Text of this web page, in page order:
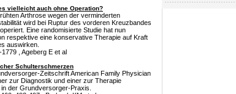
vielleicht auch ohne Operation?
Arthrose wegen der verminderten
wird bei Ruptur des vorderen Kreuzbandes
Eine randomisierte Studie hat nun
respektive eine konservative Therapie auf Kraft
auswirken.
, Ageberg E et al
Schulterschmerzen
Zeitschrift American Family Physician
zur Diagnostik und einer zur Therapie
der Grundversorger-Praxis.